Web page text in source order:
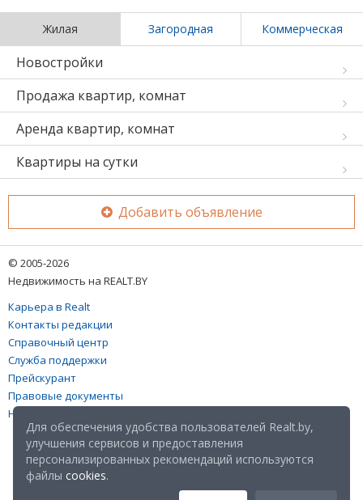
Жилая Загородная Коммерческая
Новостройки
Продажа квартир, комнат
Аренда квартир, комнат
Квартиры на сутки
Добавить объявление
© 2005-2026
Недвижимость на REALT.BY
Карьера в Realt
Контакты редакции
Справочный центр
Служба поддержки
Прейскурант
Правовые документы
Настройка файлов cookies
Для обеспечения удобства пользователей Realt.by,
улучшения сервисов и предоставления
персонализированных рекомендаций используются
файлы cookies.